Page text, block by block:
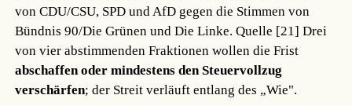
von CDU/CSU, SPD und AfD gegen die Stimmen von
Bündnis 90/Die Grünen und Die Linke.Quelle [21] Drei
von vier abstimmenden Fraktionen wollen die Frist
abschaffen oder mindestens den Steuervollzug
verschärfen; der Streit verläuft entlang des „Wie".